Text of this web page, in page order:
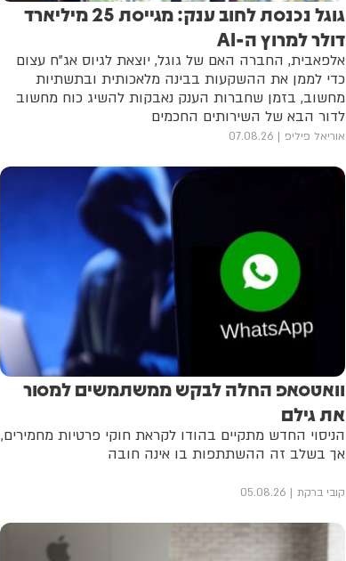
גוגל נכנסת לחוב ענק: מגייסת 25 מיליארד
דולר למרוץ ה-AI
אלפאבית, החברה האם של גוגל, יוצאת לגיוס אג"ח עצום
כדי לממן את ההשקעות בבינה מלאכותית ובתשתיות
מחשוב, בזמן שחברות הענק נאבקות להשיג כוח מחשוב
לדור הבא של השירותים החכמים
אוריאל פיליפ 07.08.26
וואטסאפ החלה לבקש ממשתמשים למסור
את גילם
הניסוי החדש מתקיים בהודו לקראת חוקי פרטיות מחמירים,
אך בשלב זה ההשתתפות בו אינה חובה
קובי ברקת 05.08.26